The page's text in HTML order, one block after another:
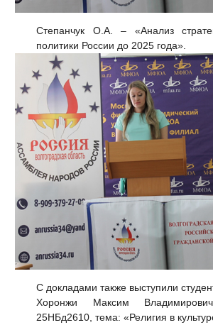
Степанчук О.А. – «Анализ
политики России до 2025 года».
С докладами также выступили
Хоронжи Максим
25НБд2610, тема: «Религия в